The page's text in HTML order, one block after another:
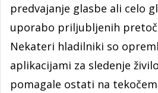
predvajanje glasbe ali celo
uporabo priljubljenih
Nekateri hladilniki so
aplikacijami za sledenje
pomagale ostati na